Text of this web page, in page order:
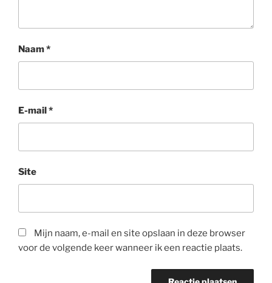
Naam*
E-mail*
Site
Mijn naam, e-mail en site opslaan in deze browser
voor de volgende keer wanneer ik een reactie plaats.